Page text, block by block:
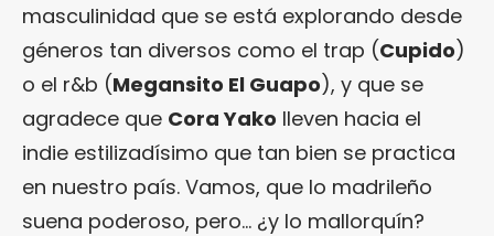
masculinidad que se está explorando desde
géneros tan diversos como el trap (Cupido)
o el r&b (Megansito El Guapo), y que se
agradece que Cora Yako lleven hacia el
indie estilizadísimo que tan bien se practica
en nuestro país. Vamos, que lo madrileño
suena poderoso, pero… ¿y lo mallorquín?